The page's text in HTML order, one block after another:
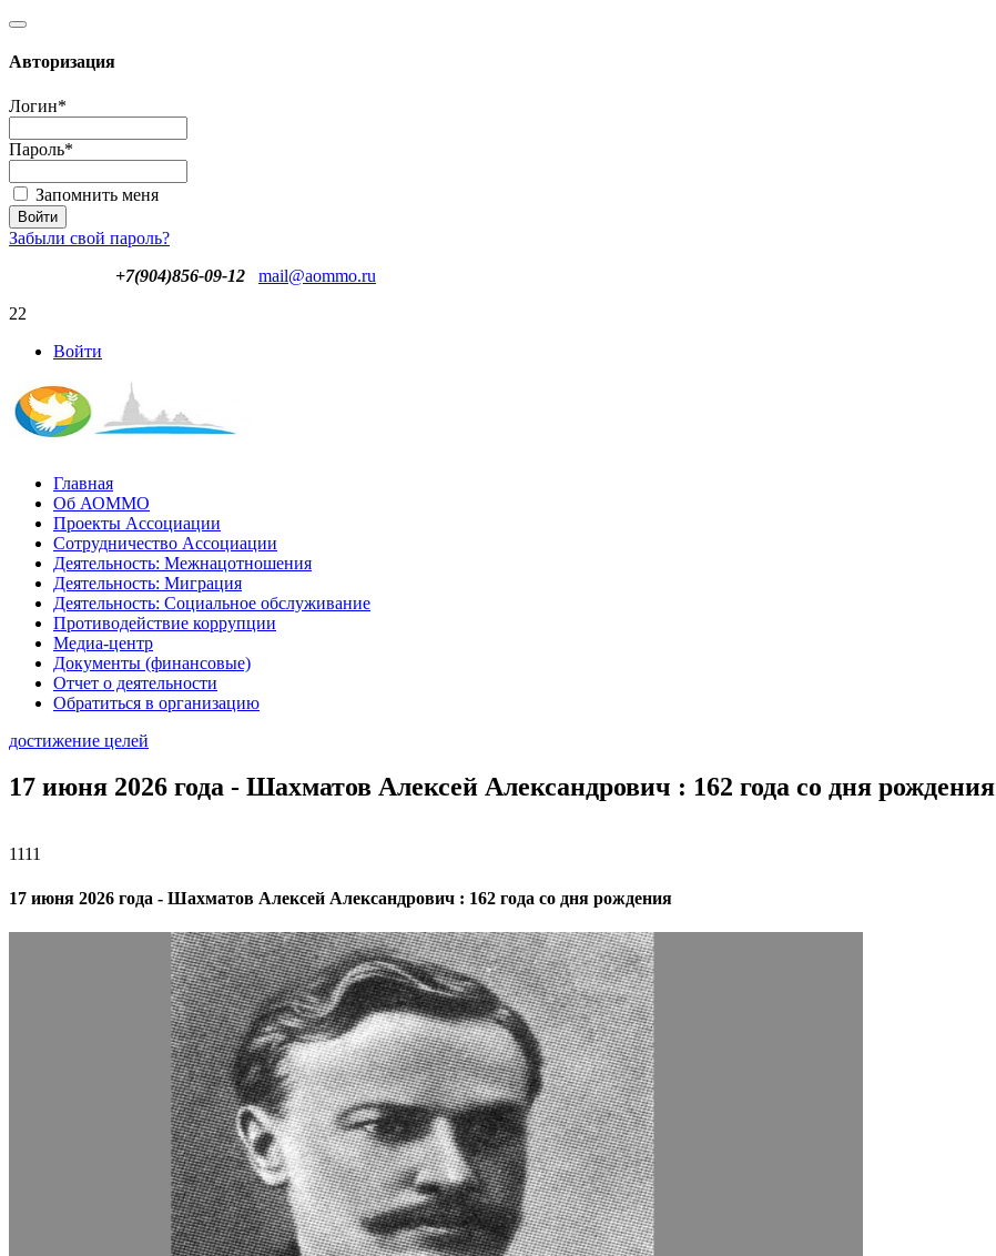
Авторизация
Логин*
Пароль*
Запомнить меня
Забыли свой пароль?
+7(904)856-09-12
mail@aommo.ru
22
Войти
Главная
Об АОММО
Проекты Ассоциации
Сотрудничество Ассоциации
Деятельность: Межнацотношения
Деятельность: Миграция
Деятельность: Социальное обслуживание
Противодействие коррупции
Медиа-центр
Документы (финансовые)
Отчет о деятельности
Обратиться в организацию
достижение целей
17 июня 2026 года - Шахматов Алексей Александрович : 162 года со дня рождения
1111
17 июня 2026 года - Шахматов Алексей Александрович : 162 года со дня рождения